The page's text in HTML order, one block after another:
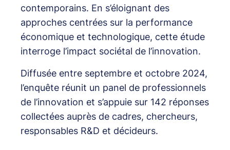
contemporains. En s’éloignant des
approches centrées sur la performance
économique et technologique, cette étude
interroge l’impact sociétal de l’innovation.
Diffusée entre septembre et octobre 2024,
l’enquête réunit un panel de professionnels
de l’innovation et s’appuie sur 142 réponses
collectées auprès de cadres, chercheurs,
responsables R&D et décideurs.